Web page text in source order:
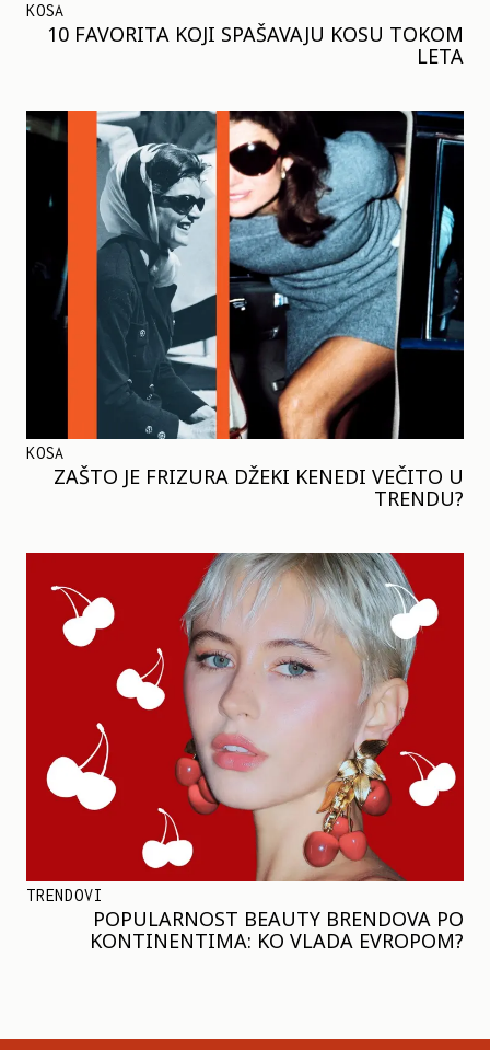
KOSA
10 FAVORITA KOJI SPAŠAVAJU KOSU TOKOM
LETA
KOSA
ZAŠTO JE FRIZURA DŽEKI KENEDI VEČITO U
TRENDU?
TRENDOVI
POPULARNOST BEAUTY BRENDOVA PO
KONTINENTIMA: KO VLADA EVROPOM?